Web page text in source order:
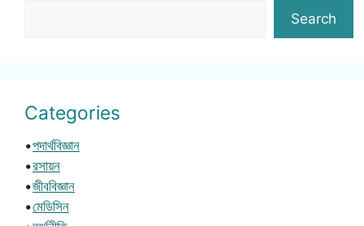
Search
Categories
•পদার্থবিজ্ঞান
•রসায়ন
•জীববিজ্ঞান
•মেডিসিন